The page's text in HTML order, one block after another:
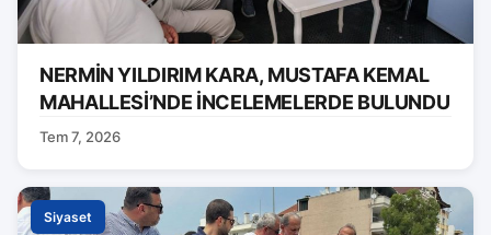
NERMİN YILDIRIM KARA, MUSTAFA KEMAL
MAHALLESİ’NDE İNCELEMELERDE BULUNDU
Tem 7, 2026
Siyaset